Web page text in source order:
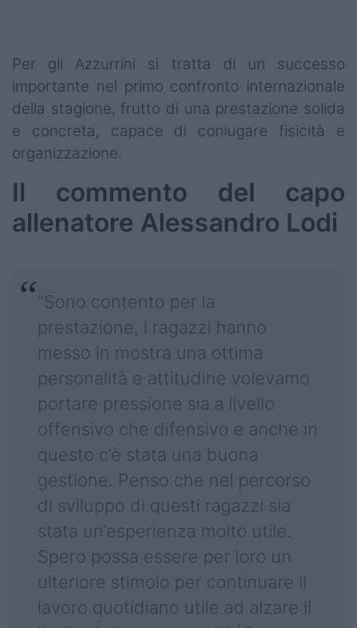
Per gli Azzurrini si tratta di un successo
importante nel primo confronto internazionale
della stagione, frutto di una prestazione solida
e concreta, capace di coniugare fisicità e
organizzazione.
Il commento del capo
allenatore Alessandro Lodi
“Sono contento per la
prestazione, i ragazzi hanno
messo in mostra una ottima
personalità e attitudine volevamo
portare pressione sia a livello
offensivo che difensivo e anche in
questo c’è stata una buona
gestione. Penso che nel percorso
di sviluppo di questi ragazzi sia
stata un’esperienza molto utile.
Spero possa essere per loro un
ulteriore stimolo per continuare il
lavoro quotidiano utile ad alzare il